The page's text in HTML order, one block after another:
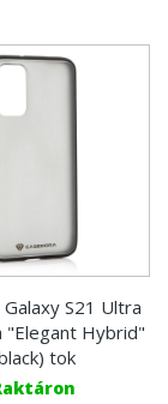
Galaxy S21 Ultra
"Elegant Hybrid"
tok